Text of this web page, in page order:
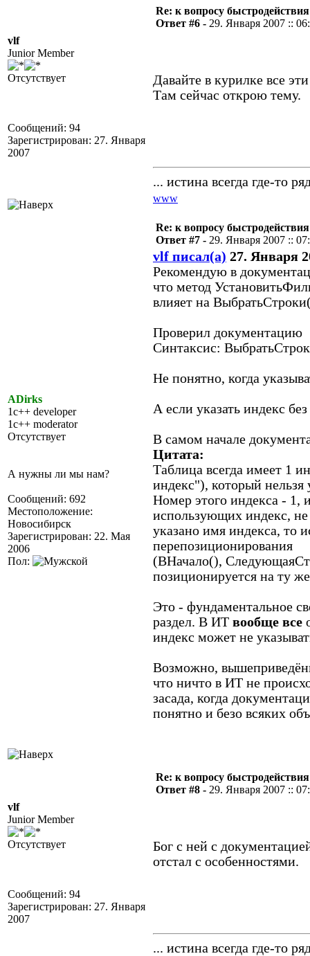
vlf
Junior Member
Отсутствует
Сообщений: 94
Зарегистрирован: 27. Января
2007
Re: к вопросу
Ответ #6 - 29. Января 2007 ::
Давайте в курилке все
Там сейчас открою тему.
... истина всегда где-то
www
ADirks
1c++ developer
1c++ moderator
Отсутствует
А нужны ли мы нам?
Сообщений: 692
Местоположение:
Новосибирск
Зарегистрирован: 22. Мая
2006
Пол:
Re: к вопросу
Ответ #7 - 29. Января 2007 ::
vlf писал(а) 27. Января
Рекомендую в
что метод
влияет на
Проверил документацию
Синтаксис:
Не понятно, когда
А если указать индекс
В самом начале
Цитата:
Таблица всегда имеет 1
индекс"), который нельзя
Номер этого индекса - 1,
использующих индекс, не
указано имя индекса, то
перепозиционирования
(ВНачало(),
позиционируется на ту
Это - фундаментальное
раздел. В ИТ вообще все
индекс может не
Возможно,
что ничто в ИТ не
засада, когда
понятно и безо всяких
vlf
Junior Member
Отсутствует
Сообщений: 94
Зарегистрирован: 27. Января
2007
Re: к вопросу
Ответ #8 - 29. Января 2007 ::
Бог с ней с
отстал с особенностями.
... истина всегда где-то